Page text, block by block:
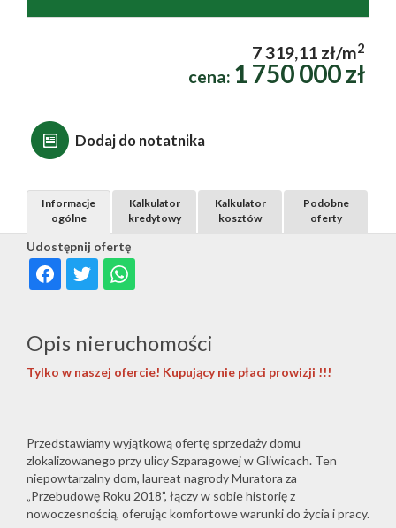
7 319,11 zł/m2
cena: 1 750 000 zł
Dodaj do notatnika
Udostępnij ofertę
Informacje
ogólne
Kalkulator
kredytowy
Kalkulator
kosztów
Podobne
oferty
Opis nieruchomości
Tylko w naszej ofercie! Kupujący nie płaci prowizji !!!
Przedstawiamy wyjątkową ofertę sprzedaży domu
zlokalizowanego przy ulicy Szparagowej w Gliwicach. Ten
niepowtarzalny dom, laureat nagrody Muratora za
„Przebudowę Roku 2018”, łączy w sobie historię z
nowoczesnością, oferując komfortowe warunki do życia i pracy.